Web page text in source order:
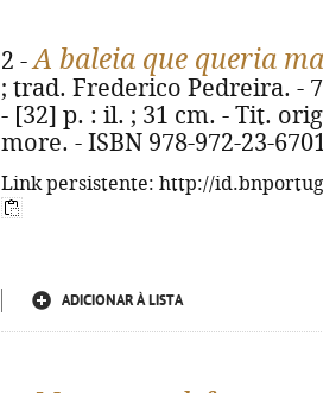
2 -A baleia que queria
; trad. Frederico Pedreira. -
- [32] p. : il. ; 31 cm. - Tit.
more. - ISBN 978-972-23-
Link persistente: http://
ADICIONAR À LISTA